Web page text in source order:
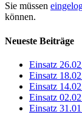
Sie müssen
können.
Neueste Beiträge
Einsatz
Einsatz
Einsatz
Einsatz
Einsatz